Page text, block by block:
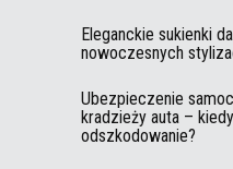
Eleganckie sukienki
nowoczesnych
Ubezpieczenie
kradzieży auta –
odszkodowanie?